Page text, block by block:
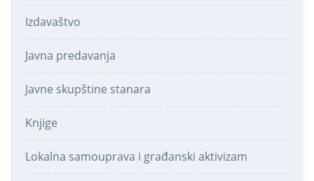
Izdavaštvo
Javna predavanja
Javne skupštine stanara
Knjige
Lokalna samouprava i građanski aktivizam